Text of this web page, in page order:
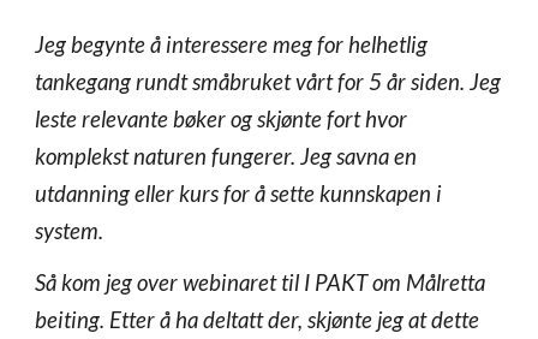
Jeg begynte å interessere meg for helhetlig
tankegang rundt småbruket vårt for 5 år siden. Jeg
leste relevante bøker og skjønte fort hvor
komplekst naturen fungerer. Jeg savna en
utdanning eller kurs for å sette kunnskapen i
system.
Så kom jeg over webinaret til I PAKT om Målretta
beiting. Etter å ha deltatt der, skjønte jeg at dette